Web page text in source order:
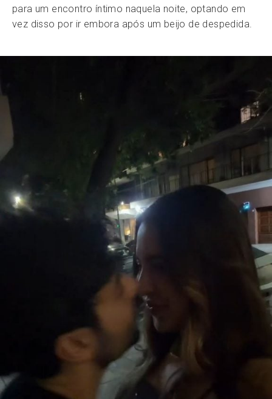
para um encontro íntimo naquela noite, optando em
vez disso por ir embora após um beijo de despedida.